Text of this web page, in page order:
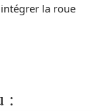
la roue
: